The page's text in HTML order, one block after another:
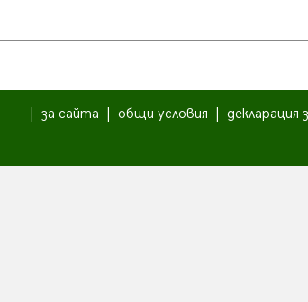
за сайта общи условия